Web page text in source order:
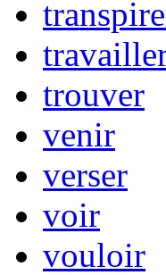
trouver
venir
verser
voir
vouloir